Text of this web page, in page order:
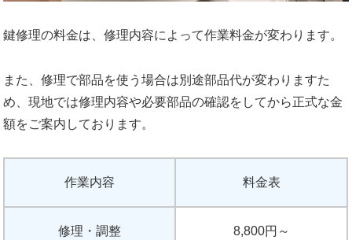
鍵修理の料金は、修理内容によって作業料金が変わります。
また、修理で部品を使う場合は別途部品代が変わりますた
め、現地では修理内容や必要部品の確認をしてから正式な金
額をご案内しております。
作業内容 料金表
修理・調整 8,800円～